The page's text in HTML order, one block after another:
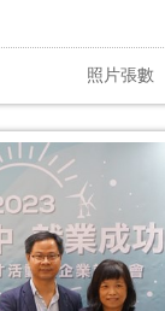
照片張數